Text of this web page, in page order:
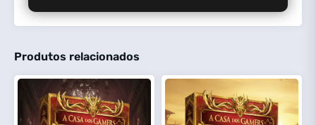
Produtos relacionados